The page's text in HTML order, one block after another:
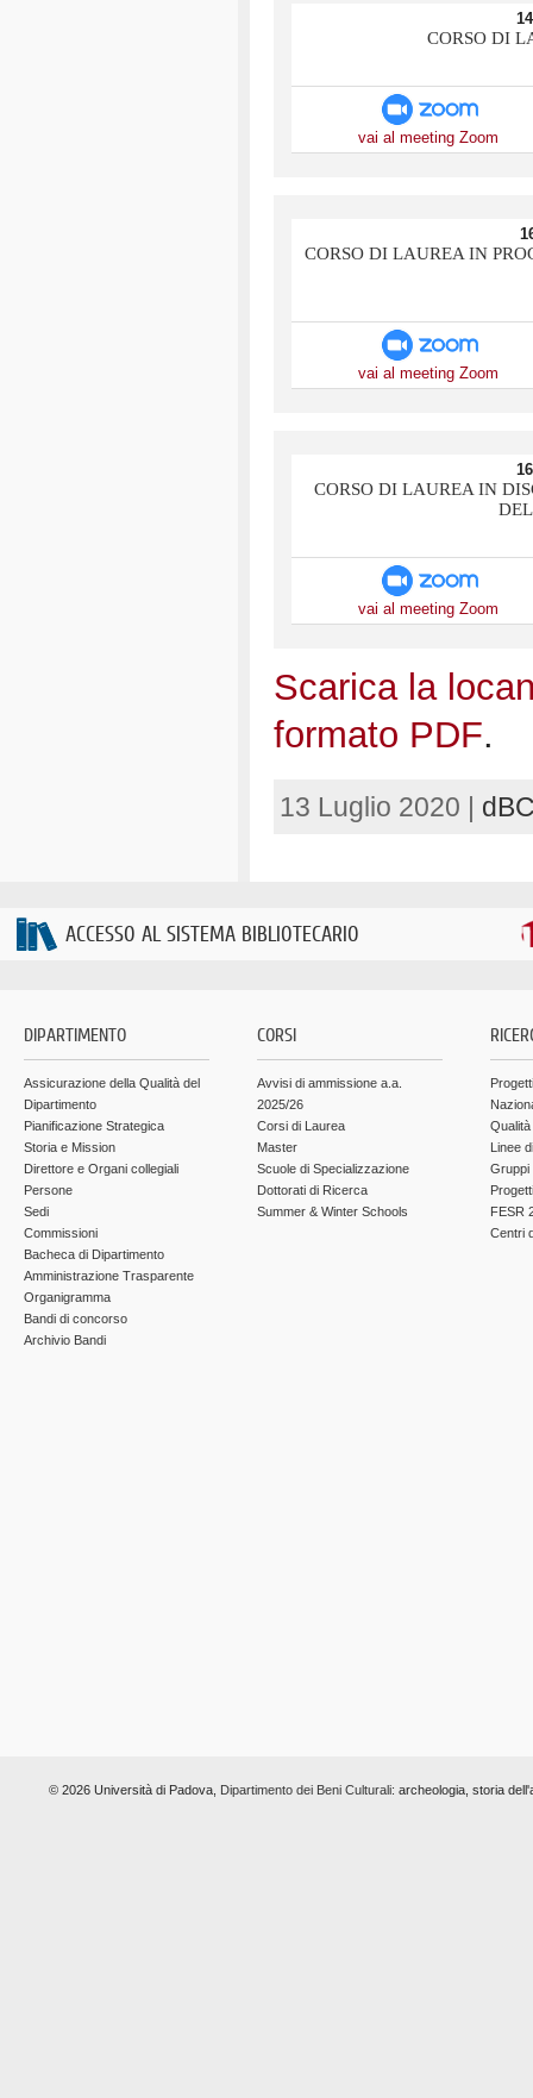
CORSO DI
vai al meeting Zoom
CORSO DI LAUREA IN
vai al meeting Zoom
CORSO DI LAUREA IN
vai al meeting Zoom
Scarica la
formato PDF.
13 Luglio 2020 |
ACCESSO AL SISTEMA BIBLIOTECARIO
DIPARTIMENTO
Assicurazione della Qualità del
Dipartimento
Pianificazione Strategica
Storia e Mission
Direttore e Organi collegiali
Persone
Sedi
Commissioni
Bacheca di Dipartimento
Amministrazione Trasparente
Organigramma
Bandi di concorso
Archivio Bandi
CORSI
Avvisi di ammissione a.a.
2025/26
Corsi di Laurea
Master
Scuole di Specializzazione
Dottorati di Ricerca
Summer & Winter Schools
Linee
Gruppi
FESR
Centri
© 2026 Università di Padova, Dipartimento dei Beni Culturali: archeologia, storia